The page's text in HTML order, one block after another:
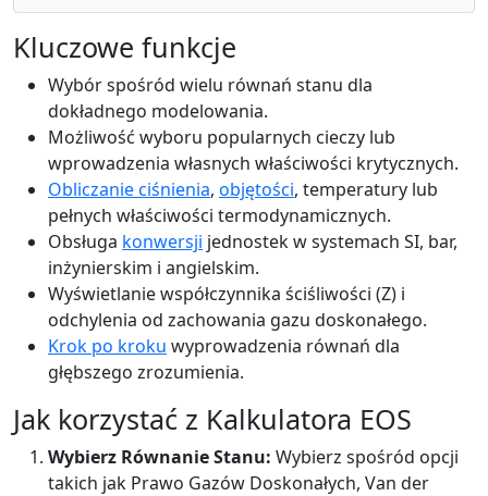
Kluczowe funkcje
Wybór spośród wielu równań stanu dla
dokładnego modelowania.
Możliwość wyboru popularnych cieczy lub
wprowadzenia własnych właściwości krytycznych.
Obliczanie ciśnienia, objętości, temperatury lub
pełnych właściwości termodynamicznych.
Obsługa konwersji jednostek w systemach SI, bar,
inżynierskim i angielskim.
Wyświetlanie współczynnika ściśliwości (Z) i
odchylenia od zachowania gazu doskonałego.
Krok po kroku wyprowadzenia równań dla
głębszego zrozumienia.
Jak korzystać z Kalkulatora EOS
Wybierz Równanie Stanu: Wybierz spośród opcji
takich jak Prawo Gazów Doskonałych, Van der